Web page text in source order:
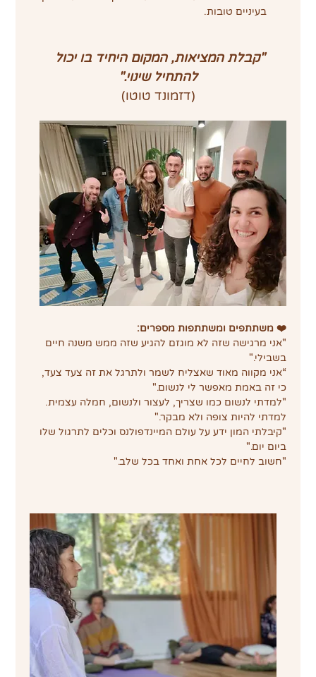
בעיניים טובות.
"קבלת המציאות, המקום היחיד בו יכול
להתחיל שינוי."
(דזמונד טוטו)
❤️ משתתפים ומשתתפות מספרים:
"אני מרגישה שזה לא מוגזם להגיע שזה ממש משנה חיים
בשבילי."
“אני מקווה מאוד שאצליח לשמר ולתרגל את זה צעד צעד,
כי זה באמת מאפשר לי לנשום."
"למדתי לנשום כמו שצריך, לעצור ולנשום, חמלה עצמית.
למדתי להיות צופה ולא מבקר."
"קיבלתי המון ידע על עולם המיינדפולנס וכלים לתרגול שלו
ביום יום."
"חשוב לחיים לכל אחת ואחד בכל שלב."